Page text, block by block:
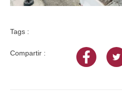
Tags :
Compartir :